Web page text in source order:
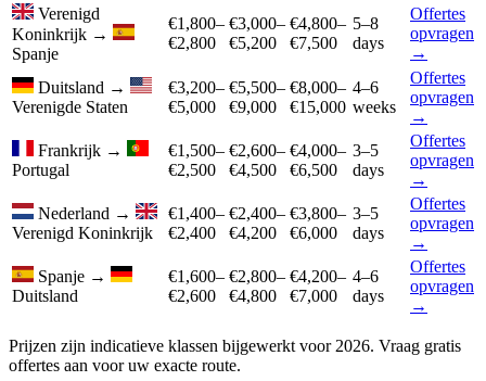
Verenigd
Koninkrijk →
Spanje
€1,800–
€2,800
€3,000–
€5,200
€4,800–
€7,500
5–8
days
Offertes
opvragen
→
Duitsland →
Verenigde Staten
€3,200–
€5,000
€5,500–
€9,000
€8,000–
€15,000
4–6
weeks
Offertes
opvragen
→
Frankrijk →
Portugal
€1,500–
€2,500
€2,600–
€4,500
€4,000–
€6,500
3–5
days
Offertes
opvragen
→
Nederland →
Verenigd Koninkrijk
€1,400–
€2,400
€2,400–
€4,200
€3,800–
€6,000
3–5
days
Offertes
opvragen
→
Spanje →
Duitsland
€1,600–
€2,600
€2,800–
€4,800
€4,200–
€7,000
4–6
days
Offertes
opvragen
→
Prijzen zijn indicatieve klassen bijgewerkt voor 2026. Vraag gratis
offertes aan voor uw exacte route.